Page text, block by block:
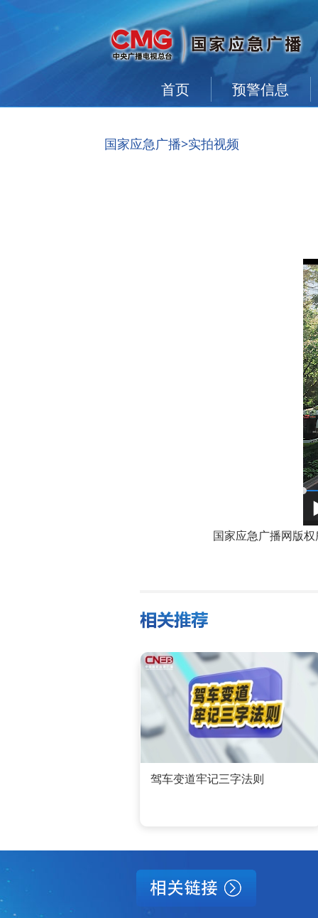
首页 预警信息
国家应急广播>实拍视频
国家应急广播网版权
驾车变道牢记三字法则